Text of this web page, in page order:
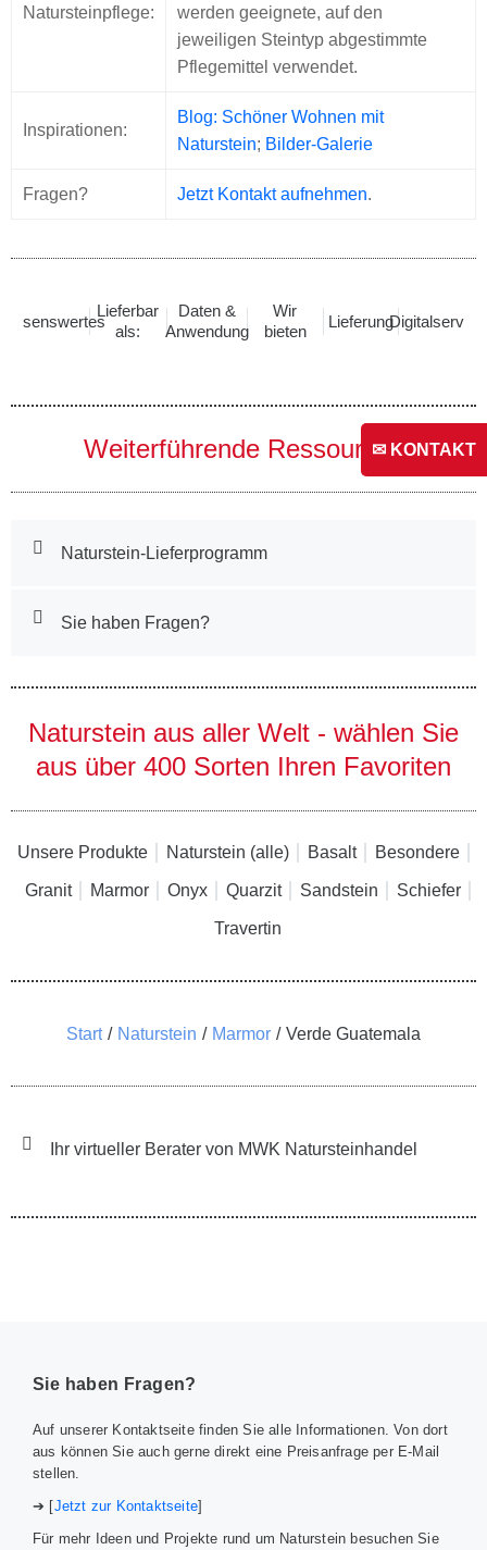
Natursteinpflege:
werden geeignete, auf den
jeweiligen Steintyp abgestimmte
Pflegemittel verwendet.
Inspirationen:
Blog: Schöner Wohnen mit
Naturstein; Bilder-Galerie
Fragen? Jetzt Kontakt aufnehmen.
Lieferbar
als:
Daten &
Anwendung
Wir
bieten
LieferungDigitalservice
Weiterführende Ressourcen
Naturstein-Lieferprogramm
Sie haben Fragen?
Naturstein aus aller Welt - wählen Sie
aus über 400 Sorten Ihren Favoriten
Unsere Produkte Naturstein (alle) Basalt Besondere
Granit Marmor Onyx Quarzit Sandstein Schiefer
Travertin
Sie befinden sich hier:
Start Naturstein Marmor Verde Guatemala
Ihr virtueller Berater von MWK Natursteinhandel
Sie haben Fragen?
Auf unserer Kontaktseite finden Sie alle Informationen. Von dort
aus können Sie auch gerne direkt eine Preisanfrage per E-Mail
stellen.
➔ [Jetzt zur Kontaktseite]
Für mehr Ideen und Projekte rund um Naturstein besuchen Sie
✉ KONTAKT